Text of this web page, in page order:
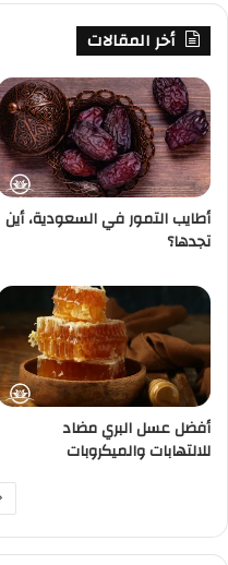
أخر المقالات
أطايب التمور في السعودية، أين
تجدها؟
أفضل عسل البري مضاد
للالتهابات والميكروبات